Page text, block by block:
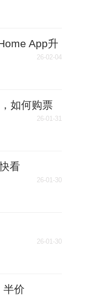
App升
26-02-04
如何购票
26-01-31
看
26-01-30
26-01-30
半价